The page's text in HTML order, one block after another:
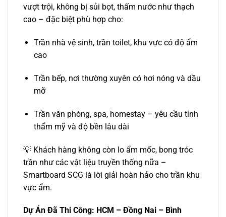
vượt trội, không bị sủi bọt, thấm nước như thạch
cao – đặc biệt phù hợp cho:
Trần nhà vệ sinh, trần toilet, khu vực có độ ẩm
cao
Trần bếp, nơi thường xuyên có hơi nóng và dầu
mỡ
Trần văn phòng, spa, homestay – yêu cầu tính
thẩm mỹ và độ bền lâu dài
💡 Khách hàng không còn lo ẩm mốc, bong tróc
trần như các vật liệu truyền thống nữa –
Smartboard SCG là lời giải hoàn hảo cho trần khu
vực ẩm.
Dự Án Đã Thi Công: HCM – Đồng Nai – Bình